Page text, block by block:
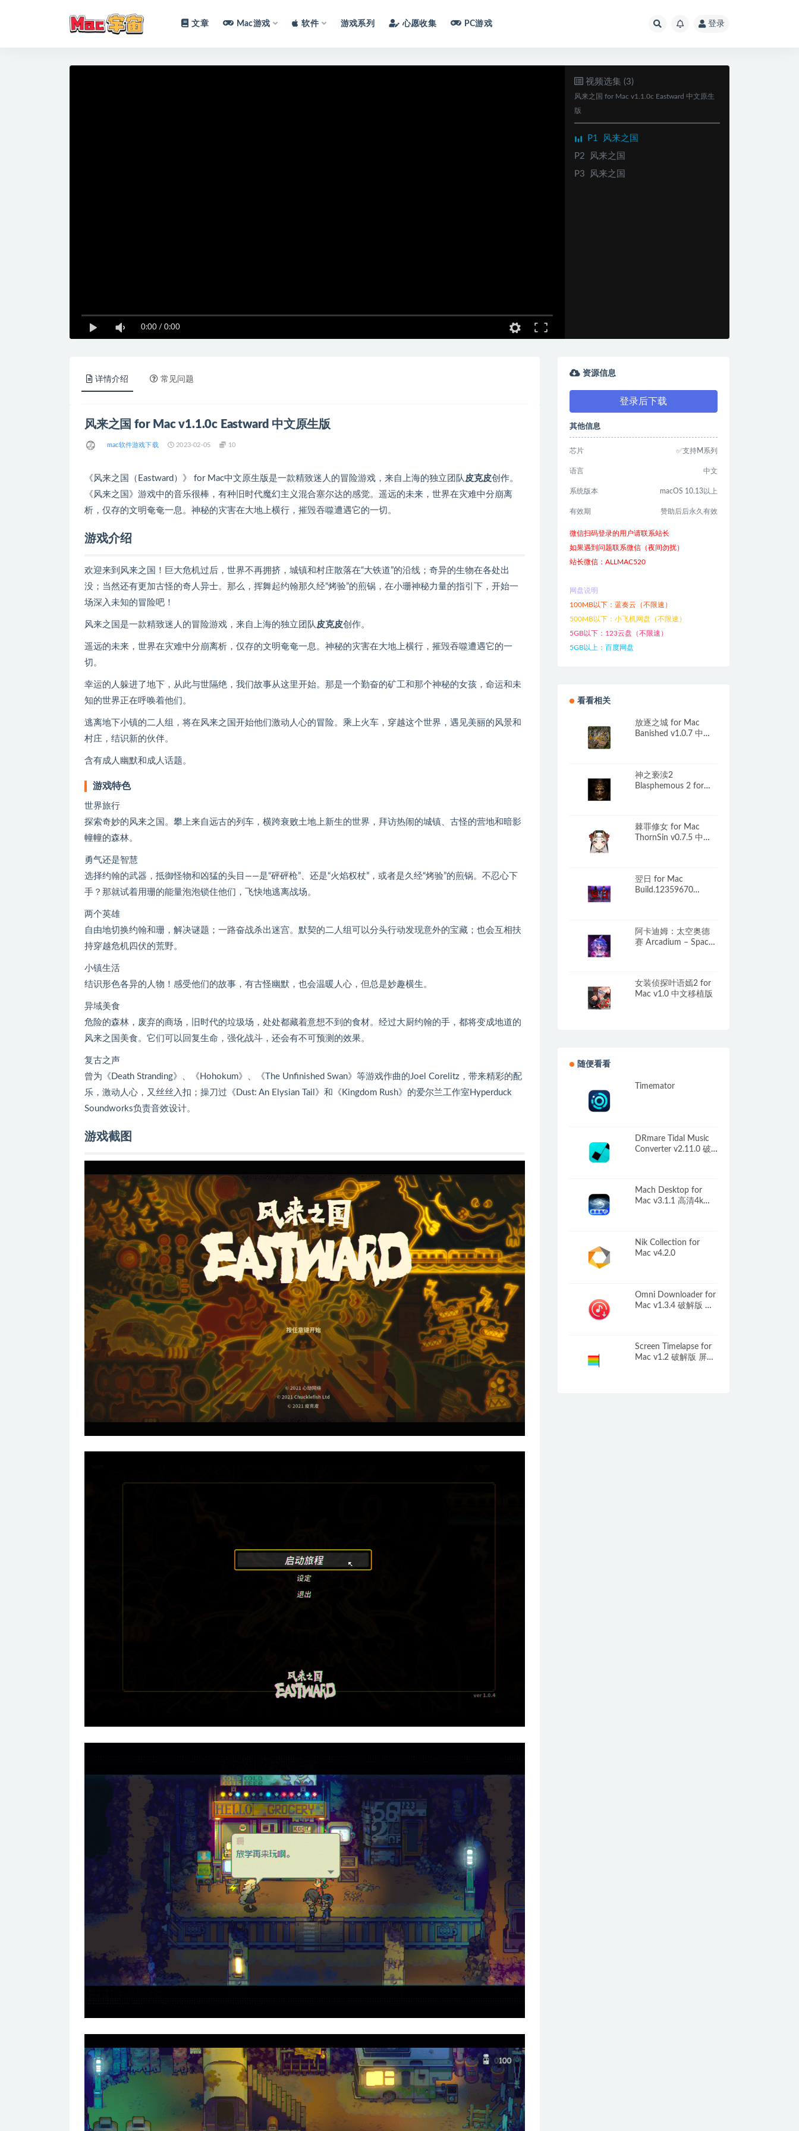
文章 Mac游戏 软件 游戏系列 心愿收集 PC游戏 登录
/
视频选集 (3)
风来之国 for Mac v1.1.0c Eastward 中文原生
版
P1
风来之国
P2
风来之国
P3
风来之国
详情介绍 常见问题
风来之国 for Mac v1.1.0c Eastward 中文原生版
mac软件游戏下载
《风来之国（Eastward）》 for Mac中文原生版是一款精致迷人的冒险游戏，来自上海的独立团队皮克皮 创作。
《风来之国》游戏中的音乐很棒，有种旧时代魔幻主义混合塞尔达的感觉。遥远的未来，世界在灾难中分崩离
析，仅存的文明奄奄一息。神秘的灾害在大地上横行，摧毁吞噬遭遇它的一切。
游戏介绍
欢迎来到风来之国！巨大危机过后，世界不再拥挤，城镇和村庄散落在“大铁道”的沿线；奇异的生物在各处出
没；当然还有更加古怪的奇人异士。那么，挥舞起约翰那久经“烤验”的煎锅，在小珊神秘力量的指引下，开始一
场深入未知的冒险吧！
风来之国是一款精致迷人的冒险游戏，来自上海的独立团队皮克皮 创作。
遥远的未来，世界在灾难中分崩离析，仅存的文明奄奄一息。神秘的灾害在大地上横行，摧毁吞噬遭遇它的一
切。
幸运的人躲进了地下，从此与世隔绝，我们故事从这里开始。那是一个勤奋的矿工和那个神秘的女孩，命运和未
知的世界正在呼唤着他们。
逃离地下小镇的二人组，将在风来之国开始他们激动人心的冒险。乘上火车，穿越这个世界，遇见美丽的风景和
村庄，结识新的伙伴。
含有成人幽默和成人话题。
游戏特色
世界旅行
探索奇妙的风来之国。攀上来自远古的列车，横跨衰败土地上新生的世界，拜访热闹的城镇、古怪的营地和暗影
幢幢的森林。
勇气还是智慧
选择约翰的武器，抵御怪物和凶猛的头目——是“砰砰枪”、还是“火焰权杖”，或者是久经“烤验”的煎锅。不忍心下
手？那就试着用珊的能量泡泡锁住他们，飞快地逃离战场。
两个英雄
自由地切换约翰和珊，解决谜题；一路奋战杀出迷宫。默契的二人组可以分头行动发现意外的宝藏；也会互相扶
持穿越危机四伏的荒野。
小镇生活
结识形色各异的人物！感受他们的故事，有古怪幽默，也会温暖人心，但总是妙趣横生。
异域美食
危险的森林，废弃的商场，旧时代的垃圾场，处处都藏着意想不到的食材。经过大厨约翰的手，都将变成地道的
风来之国美食。它们可以回复生命，强化战斗，还会有不可预测的效果。
复古之声
曾为《Death Stranding》、《Hohokum》、《The Unfinished Swan》等游戏作曲的Joel Corelitz，带来精彩的配
乐，激动人心，又丝丝入扣；操刀过《Dust: An Elysian Tail》和《Kingdom Rush》的爱尔兰工作室Hyperduck
Soundworks负责音效设计。
游戏截图
资源信息
登录后下载
其他信息
芯片 ✅支持M系列
语言 中文
系统版本 macOS 10.13以上
有效期 赞助后后永久有效
微信扫码登录的用户请联系站长
如果遇到问题联系微信（夜间勿扰）
站长微信：ALLMAC520
网盘说明
100MB以下：蓝奏云（不限速）
500MB以下：小飞机网盘（不限速）
5GB以下：123云盘（不限速）
5GB以上：百度网盘
看看相关
放逐之城 for Mac
Banished v1.0.7 中文
神之亵渎2
Blasphemous 2 for
棘罪修女 for Mac
ThornSin v0.7.5 中文
翌日 for Mac
Build.12359670
阿卡迪姆：太空奥德
赛 Arcadium – Space
版
女装侦探叶语嫣2 for
Mac v1.0 中文移植版
随便看看
Timemator
DRmare Tidal Music
Converter v2.11.0 破
Mach Desktop for
Mac v3.1.1 高清4k动
Nik Collection for
Mac v4.2.0
Omni Downloader for
Mac v1.3.4 破解版 视
Screen Timelapse for
Mac v1.2 破解版 屏幕